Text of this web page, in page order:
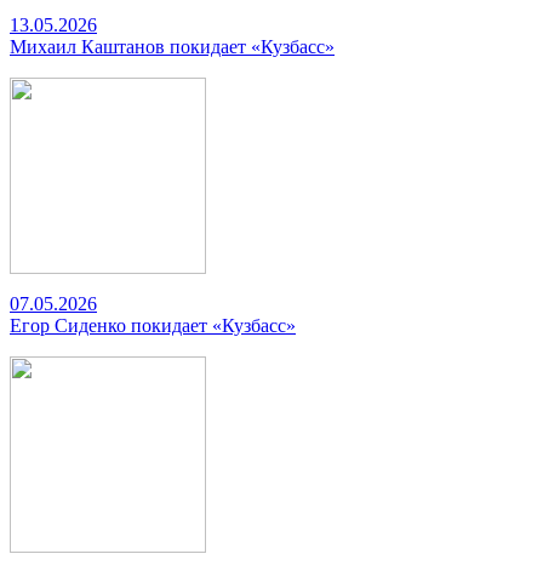
13.05.2026
Михаил Каштанов покидает «Кузбасс»
07.05.2026
Егор Сиденко покидает «Кузбасс»